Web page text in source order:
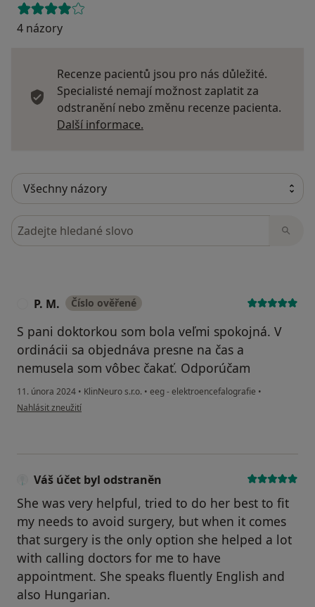
4 názory
Recenze pacientů jsou pro nás důležité.
Specialisté nemají možnost zaplatit za
odstranění nebo změnu recenze pacienta.
Další informace.
Hledejte v názorech
P. M. Číslo ověřené
S pani doktorkou som bola veľmi spokojná. V
ordinácii sa objednáva presne na čas a
nemusela som vôbec čakať. Odporúčam
11. února 2024 • KlinNeuro s.r.o. • eeg - elektroencefalografie •
podle názoru uživatele P. M.
Nahlásit zneužití
Váš účet byl odstraněn
She was very helpful, tried to do her best to fit
my needs to avoid surgery, but when it comes
that surgery is the only option she helped a lot
with calling doctors for me to have
appointment. She speaks fluently English and
also Hungarian.